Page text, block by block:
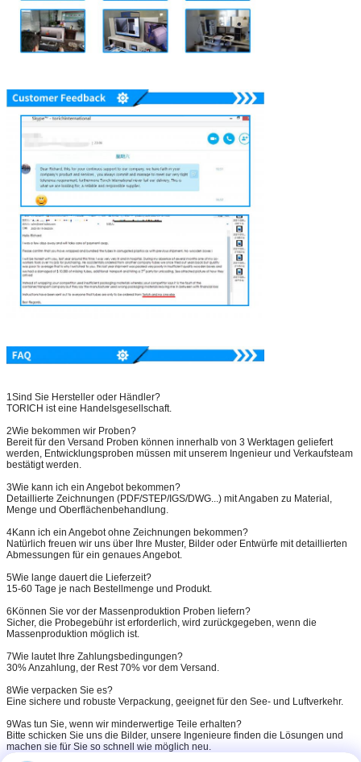
1Sind Sie Hersteller oder Händler?
TORICH ist eine Handelsgesellschaft.
2Wie bekommen wir Proben?
Bereit für den Versand Proben können innerhalb von 3 Werktagen geliefert
werden, Entwicklungsproben müssen mit unserem Ingenieur und Verkaufsteam
bestätigt werden.
3Wie kann ich ein Angebot bekommen?
Detaillierte Zeichnungen (PDF/STEP/IGS/DWG...) mit Angaben zu Material,
Menge und Oberflächenbehandlung.
4Kann ich ein Angebot ohne Zeichnungen bekommen?
Natürlich freuen wir uns über Ihre Muster, Bilder oder Entwürfe mit detaillierten
Abmessungen für ein genaues Angebot.
5Wie lange dauert die Lieferzeit?
15-60 Tage je nach Bestellmenge und Produkt.
6Können Sie vor der Massenproduktion Proben liefern?
Sicher, die Probegebühr ist erforderlich, wird zurückgegeben, wenn die
Massenproduktion möglich ist.
7Wie lautet Ihre Zahlungsbedingungen?
30% Anzahlung, der Rest 70% vor dem Versand.
8Wie verpacken Sie es?
Eine sichere und robuste Verpackung, geeignet für den See- und Luftverkehr.
9Was tun Sie, wenn wir minderwertige Teile erhalten?
Bitte schicken Sie uns die Bilder, unsere Ingenieure finden die Lösungen und
machen sie für Sie so schnell wie möglich neu.